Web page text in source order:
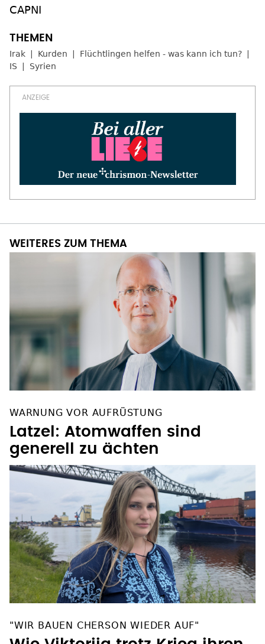
CAPNI
Irak Kurden
Flüchtlingen helfen - was kann ich tun?
IS
Syrien
WEITERES ZUM THEMA
WARNUNG VOR AUFRÜSTUNG
Latzel: Atomwaffen sind
generell zu ächten
"WIR BAUEN CHERSON WIEDER AUF"